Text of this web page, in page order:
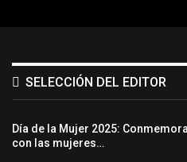
SELECCIÓN DEL EDITOR
Día de la Mujer 2025:
con las mujeres…